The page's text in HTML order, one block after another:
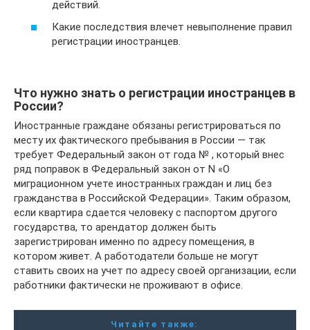
действий.
Какие последствия влечет невыполнение правил
регистрации иностранцев.
Что нужно знать о регистрации иностранцев в
России?
Иностранные граждане обязаны регистрироваться по
месту их фактического пребывания в России — так
требует Федеральный закон от года № , который внес
ряд поправок в Федеральный закон от N «О
миграционном учете иностранных граждан и лиц без
гражданства в Российской Федерации». Таким образом,
если квартира сдается человеку с паспортом другого
государства, то арендатор должен быть
зарегистрирован именно по адресу помещения, в
котором живет. А работодатели больше не могут
ставить своих на учет по адресу своей организации, если
работники фактически не проживают в офисе.
Читайте также: